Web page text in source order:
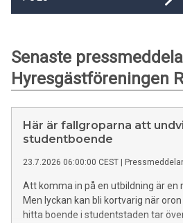
Senaste
Hyresgästföreningen
Här är fallgroparna att
studentboende
23.7.2026 06:00:00 CEST
Att komma in på en utbildning är en
Men lyckan kan bli kortvarig när
hitta boende i studentstaden tar